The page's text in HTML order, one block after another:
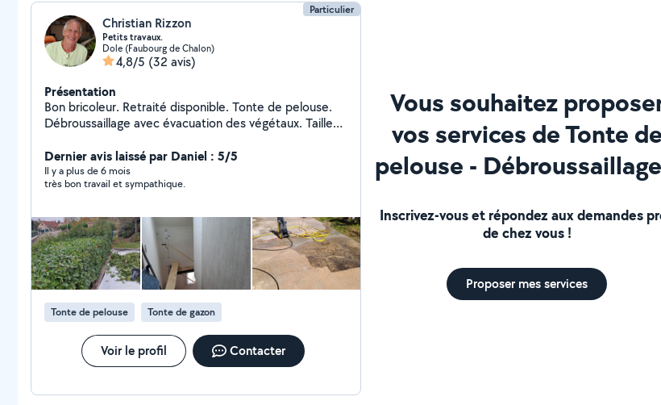
Particulier
Christian Rizzon
Petits travaux.
Dole (Faubourg de Chalon)
4,8/5 (32 avis)
Présentation
Bon bricoleur. Retraité disponible. Tonte de pelouse.
Débroussaillage avec évacuation des végétaux. Taille
terrain délaissé depuis plusieurs années. Petits travaux
extérieurs en été. Petits travaux intérieurs en hiver.
Aimable et respectueux. Je ne peux que répondre à 3
conséquence, si je ne vous réponds pas aux demandes
privées dans l'heure, c'est que j'ai déjà répondu 3 fois
dans le mois. J'en suis désolé, ce n'est pas moi qui ait
fait le règlement "allo voisin ". Cordialement.
Dernier avis laissé par Daniel : 5/5
Il y a plus de 6 mois
très bon travail et sympathique.
Tonte de pelouse Tonte de gazon
Voir le profil Contacter
Vous souhaitez
vos services de Tonte de
pelouse -
Inscrivez-vous et répondez aux demandes
de chez vous !
Proposer mes services